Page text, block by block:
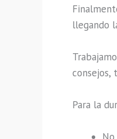
llegando
consejos,
Para la